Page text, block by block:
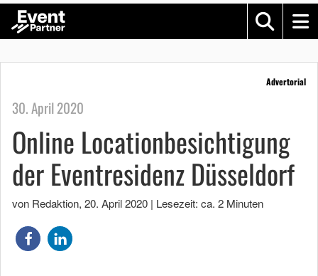
Advertorial
30. April 2020
Online Locationbesichtigung
der Eventresidenz Düsseldorf
von Redaktion, 20. April 2020 | Lesezeit: ca. 2 Minuten